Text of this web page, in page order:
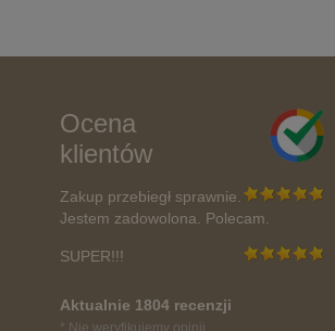
Ocena
klientów
Zakup przebiegł sprawnie.
Jestem zadowolona. Polecam.
SUPER!!!
Aktualnie 1804 recenzji
* Nie weryfikujemy opinii